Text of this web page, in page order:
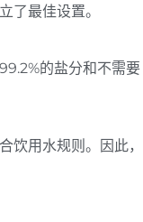
了最佳设置。
的盐分和不需要
饮用水规则。因此，